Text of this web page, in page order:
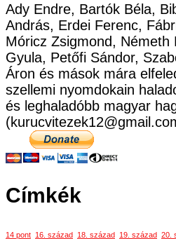
Ady Endre, Bartók Béla,
András, Erdei Ferenc,
Móricz Zsigmond, Németh
Gyula, Petőfi Sándor,
Áron és mások mára
szellemi nyomdokain
és leghaladóbb magyar
Címkék
14 pont 16. század 18. század 19. század 20.